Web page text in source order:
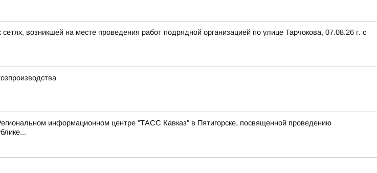
возникшей на месте проведения работ подрядной организацией по улице Тарчокова, 07.08.26 г. с
информационном центре "ТАСС Кавказ" в Пятигорске, посвященной проведению